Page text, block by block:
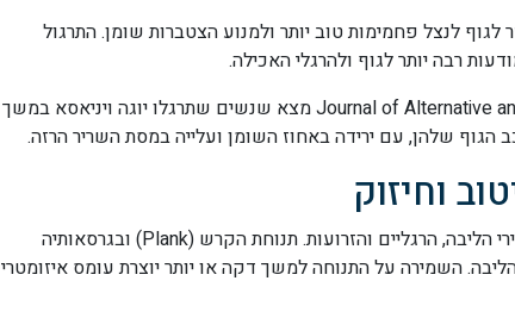
לנצל פחמימות טוב יותר ולמנוע הצטברות שומן. התרגול
רבה יותר לגוף ולהרגלי האכילה.
מחקר שפורסם ב-Journal of Alternative and Complementary Medicine מצא שנשים שתרגלו יוגה ויניאסא במשך
וחיזוק
תנוחות חיטוב ביוגה מתמקדות בעיקר בחיזוק שרירי הליבה, הרגליים והזרועות. תנוחת הקרש (Plank) ובגרסאותיה
השמירה על התנוחה למשך דקה או יותר יוצרת עומס איזומטרי